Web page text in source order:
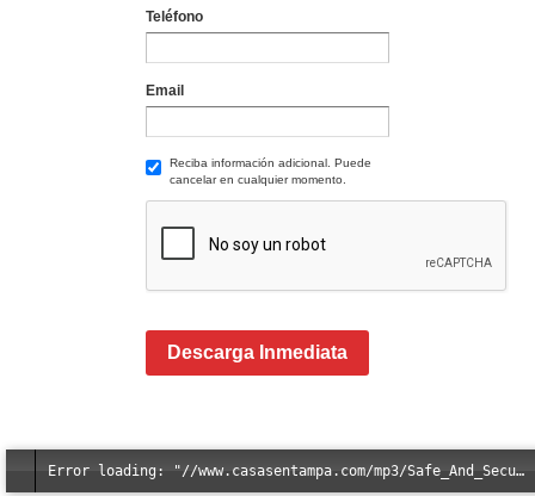
Teléfono
Email
Reciba información adicional. Puede
cancelar en cualquier momento.
Descarga Inmediata
Error loading: "//www.casasentampa.com/mp3/Safe_And_Secure_full_mix_mp3.mp3"